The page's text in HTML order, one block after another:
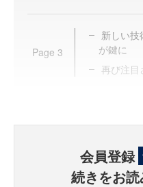
Page 3
新しい技
が鍵に
再び注
会員登録
続きをお